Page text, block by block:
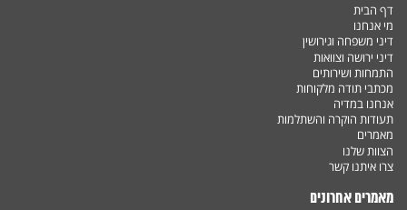
דף הבית
מי אנחנו
דיני משפחה וגירושין
דיני ירושה וצוואות
התמחות ושירותים
מכתבי תודה מלקוחות
אנחנו במדיה
תעודות הוקרה והשתלמות
מאמרים
הצוות שלנו
צרו איתנו קשר
מאמרים אחרונים